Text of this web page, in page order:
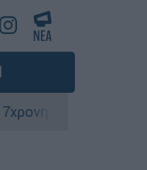
του – Την